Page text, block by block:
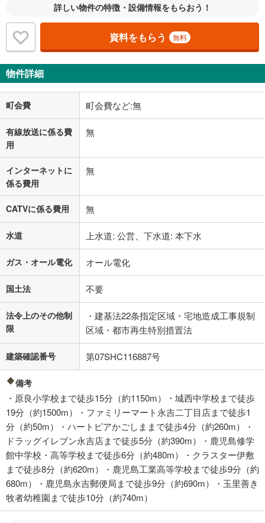
詳しい物件の特徴・設備情報をもらおう！
資料をもらう 無料
物件詳細
町会費 町会費など:無
有線放送に係る費
用
無
インターネットに
係る費用
無
CATVに係る費用 無
水道 上水道: 公営、下水道: 本下水
ガス・オール電化 オール電化
国土法 不要
法令上のその他制
限
・建基法22条指定区域・宅地造成工事規制
区域・都市再生特別措置法
建築確認番号 第07SHC116887号
備考
・原良小学校まで徒歩15分（約1150m）・城西中学校まで徒歩
19分（約1500m）・ファミリーマート永吉二丁目店まで徒歩1
分（約50m）・ハートピアかごしままで徒歩4分（約260m）・
ドラッグイレブン永吉店まで徒歩5分（約390m）・鹿児島修学
館中学校・高等学校まで徒歩6分（約480m）・クラスター伊敷
まで徒歩8分（約620m）・鹿児島工業高等学校まで徒歩9分（約
680m）・鹿児島永吉郵便局まで徒歩9分（約690m）・玉里善き
牧者幼稚園まで徒歩10分（約740m）